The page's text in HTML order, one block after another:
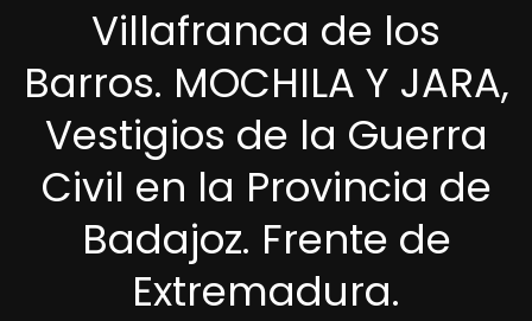
Villafranca de los
Barros. MOCHILA Y JARA,
Vestigios de la Guerra
Civil en la Provincia de
Badajoz. Frente de
Extremadura.